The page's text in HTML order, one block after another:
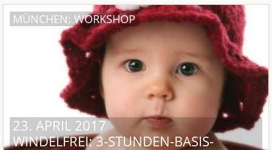
23. APRIL 2017
WINDELFREI: 3-STUNDEN-BASIS-
MÜNCHEN: WORKSHOP